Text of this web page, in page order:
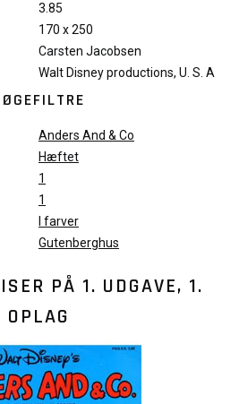
3.85
170 x 250
Carsten Jacobsen
Walt Disney productions, U. S. A
Anders And & Co
Hæftet
1
1
I farver
Gutenberghus
PÅ 1. UDGAVE, 1.
OPLAG